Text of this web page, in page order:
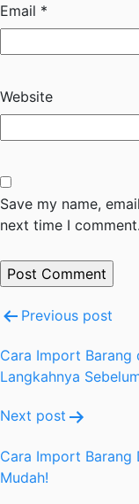
Email *
Website
Save my name,
next time I comment.
Post
navigation
Previous post
Cara Import Barang
Langkahnya
Next post
Cara Import Barang
Mudah!